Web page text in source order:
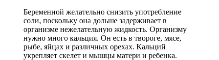
Беременной желательно снизить употребление
соли, поскольку она дольше задерживает в
организме нежелательную жидкость. Организму
нужно много кальция. Он есть в твороге, мясе,
рыбе, яйцах и различных орехах. Кальций
укрепляет скелет и мышцы матери и ребенка.